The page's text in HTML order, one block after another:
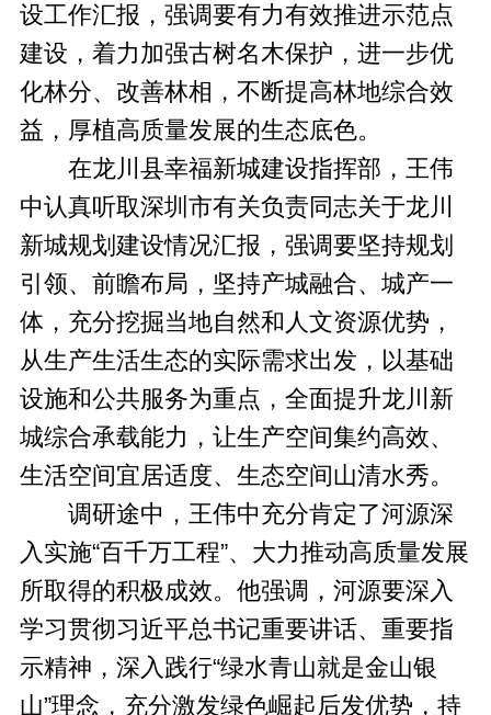
设工作汇报，强调要有力有效推进示范点
建设，着力加强古树名木保护，进一步优
化林分、改善林相，不断提高林地综合效
益，厚植高质量发展的生态底色。
在龙川县幸福新城建设指挥部，王伟
中认真听取深圳市有关负责同志关于龙川
新城规划建设情况汇报，强调要坚持规划
引领、前瞻布局，坚持产城融合、城产一
体，充分挖掘当地自然和人文资源优势，
从生产生活生态的实际需求出发，以基础
设施和公共服务为重点，全面提升龙川新
城综合承载能力，让生产空间集约高效、
生活空间宜居适度、生态空间山清水秀。
调研途中，王伟中充分肯定了河源深
入实施“百千万工程”、大力推动高质量发展
所取得的积极成效。他强调，河源要深入
学习贯彻习近平总书记重要讲话、重要指
示精神，深入践行“绿水青山就是金山银
山”理念，充分激发绿色崛起后发优势，持